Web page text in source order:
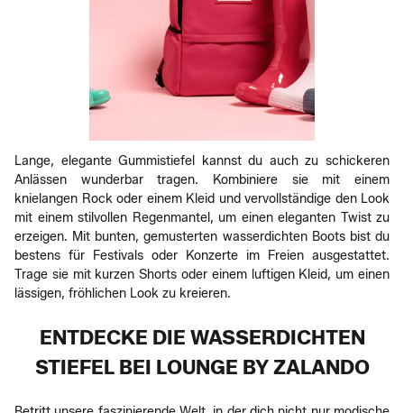
Lange, elegante Gummistiefel kannst du auch zu schickeren
Anlässen wunderbar tragen. Kombiniere sie mit einem
knielangen Rock oder einem Kleid und vervollständige den Look
mit einem stilvollen Regenmantel, um einen eleganten Twist zu
erzeigen. Mit bunten, gemusterten wasserdichten Boots bist du
bestens für Festivals oder Konzerte im Freien ausgestattet.
Trage sie mit kurzen Shorts oder einem luftigen Kleid, um einen
lässigen, fröhlichen Look zu kreieren.
ENTDECKE DIE WASSERDICHTEN
STIEFEL BEI LOUNGE BY ZALANDO